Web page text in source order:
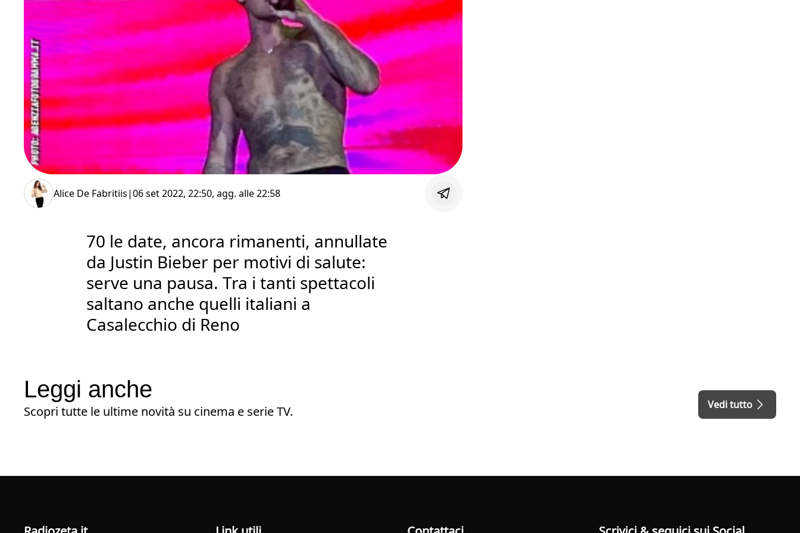
Alice De Fabritiis|06 set 2022, 22:50, agg. alle22:58
70 le date, ancora rimanenti, annullate
da Justin Bieber per motivi di salute:
serve una pausa. Tra i tanti spettacoli
saltano anche quelli italiani a
Casalecchio di Reno
Leggi anche
Scopri tutte le ultime novità su cinema e serie TV. Vedi tutto